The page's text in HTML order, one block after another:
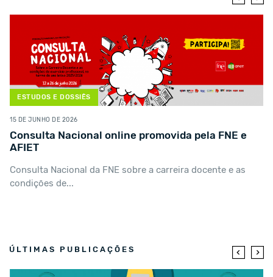
INFORMAÇÃO
29 DE MAIO DE 2026
Processo Eleitoral SDPA – Quadriénio 2026-2030
estatutários e regulamentares, foi...
ÚLTIMAS PUBLICAÇÕES